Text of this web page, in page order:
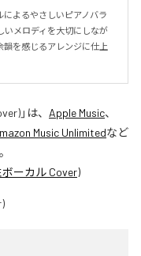
によるやさしいピアノバラ
いメロディを大切にしなが
韻を感じるアレンジに仕上
」は、 Apple Music、
Music Unlimitedなど
ーカル Cover)